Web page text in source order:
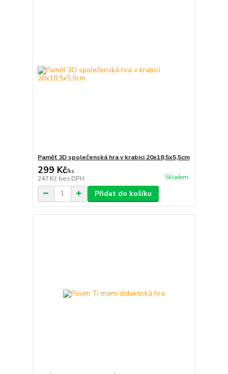
Paměť 3D společenská hra v krabici 20x18,5x5,5cm
299 Kč/ks
247 Kč bez DPH Skladem
Přidat do košíku